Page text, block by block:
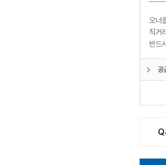
오너
직거
반드
공